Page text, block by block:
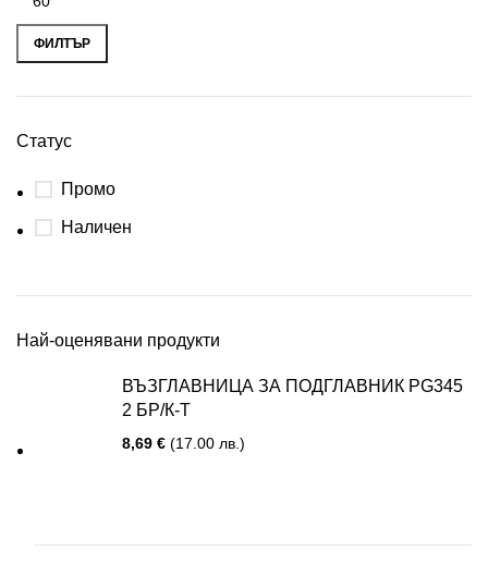
ФИЛТЪР
Статус
Промо
Наличен
Най-оценявани продукти
ВЪЗГЛАВНИЦА ЗА ПОДГЛАВНИК PG345
2 БР/К-Т
8,69 € (17.00 лв.)